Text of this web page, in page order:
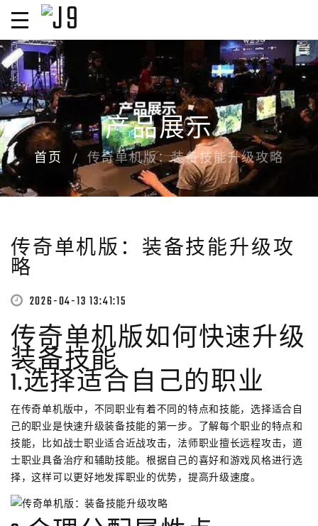
产品展示
首页 传奇单机版：装备技能升级攻略
传奇单机版：装备技能升级攻
略
2026-04-13 13:41:15
传奇单机版如何快速升级
装备技能
1.选择适合自己的职业
在传奇单机版中，不同职业有着不同的特点和技能，选择适合自
己的职业是快速升级装备技能的第一步。了解每个职业的特点和
技能，比如战士职业适合近战攻击，法师职业擅长远程攻击，道
士职业具备治疗和辅助技能。根据自己的喜好和游戏风格进行选
择，这样可以更好地发挥职业的优势，提高升级速度。